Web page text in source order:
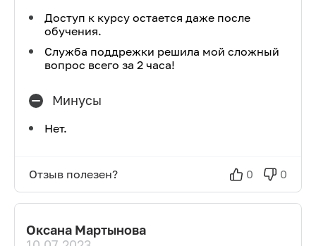
Доступ к курсу остается даже после
обучения.
Служба поддрежки решила мой сложный
вопрос всего за 2 часа!
Минусы
Нет.
Отзыв полезен? 0 0
Оксана Мартынова